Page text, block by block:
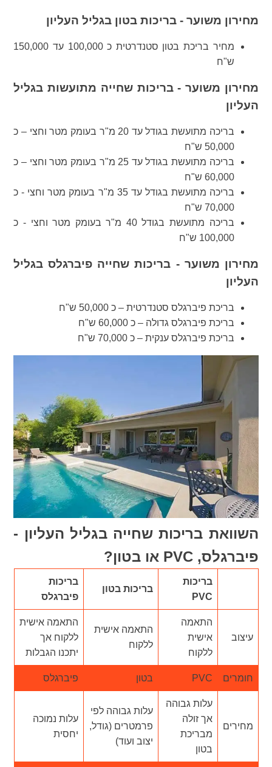
מחירון משוער - בריכות בטון בגליל העליון
מחיר בריכת בטון סטנדרטית כ 100,000 עד 150,000
ש"ח
מחירון משוער - בריכות שחייה מתועשות בגליל
העליון
בריכה מתועשת בגודל עד 20 מ"ר בעומק מטר וחצי – כ
50,000 ש"ח
בריכה מתועשת בגודל עד 25 מ"ר בעומק מטר וחצי – כ
60,000 ש"ח
בריכה מתועשת בגודל עד 35 מ"ר בעומק מטר וחצי - כ
70,000 ש"ח
בריכה מתועשת בגודל 40 מ"ר בעומק מטר וחצי - כ
100,000 ש"ח
מחירון משוער - בריכות שחייה פיברגלס בגליל
העליון
בריכת פיברגלס סטנדרטית – כ 50,000 ש"ח
בריכת פיברגלס גדולה – כ 60,000 ש"ח
בריכת פיברגלס ענקית – כ 70,000 ש"ח
השוואת בריכות שחייה בגליל העליון -
פיברגלס, PVC או בטון?
בריכות
PVC
בריכות בטון
בריכות
פיברגלס
עיצוב
התאמה
אישית
ללקוח
התאמה אישית
ללקוח
התאמה אישית
ללקוח אך
יתכנו הגבלות
חומרים PVC בטון פיברגלס
מחירים
עלות גבוהה
אך זולה
מבריכת
בטון
עלות גבוהה לפי
פרמטרים (גודל,
יצוב ועוד)
עלות נמוכה
יחסית